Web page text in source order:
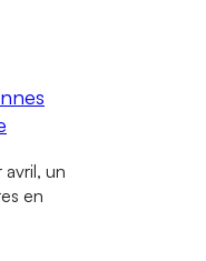
avril, un
en